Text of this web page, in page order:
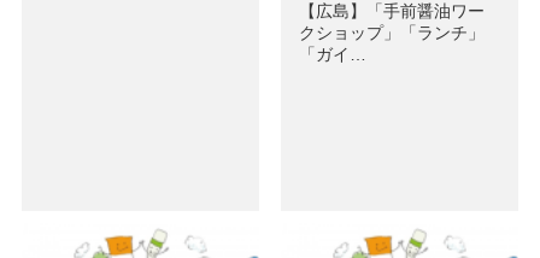
【広島】「手前醤油ワー
クショップ」「ランチ」
「ガイ…